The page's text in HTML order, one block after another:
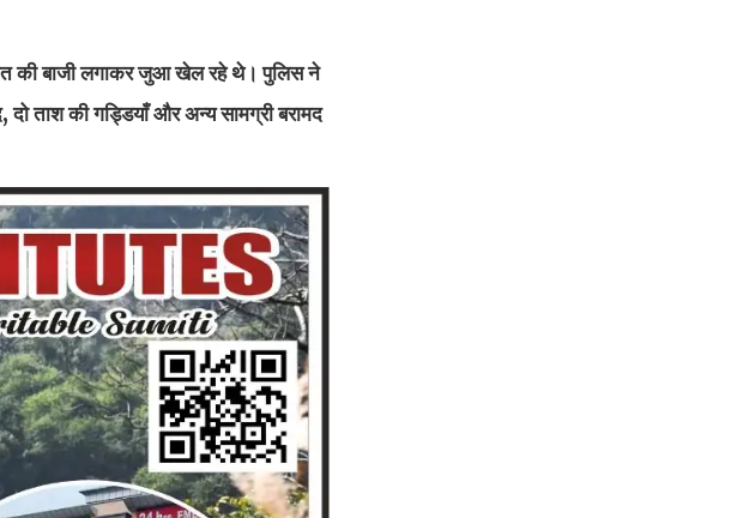
की बाजी लगाकर जुआ खेल रहे थे। पुलिस ने
ताश की गड्डियाँ और अन्य सामग्री बरामद